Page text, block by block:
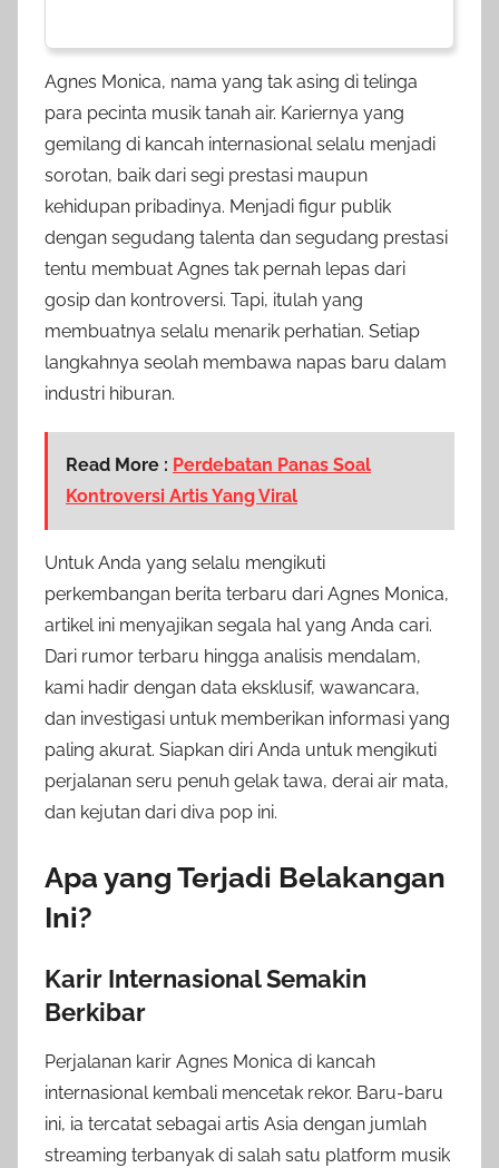
Agnes Monica, nama yang tak asing di telinga
para pecinta musik tanah air. Kariernya yang
gemilang di kancah internasional selalu menjadi
sorotan, baik dari segi prestasi maupun
kehidupan pribadinya. Menjadi figur publik
dengan segudang talenta dan segudang prestasi
tentu membuat Agnes tak pernah lepas dari
gosip dan kontroversi. Tapi, itulah yang
membuatnya selalu menarik perhatian. Setiap
langkahnya seolah membawa napas baru dalam
industri hiburan.
Read More : Perdebatan Panas Soal
Kontroversi Artis Yang Viral
Untuk Anda yang selalu mengikuti
perkembangan berita terbaru dari Agnes Monica,
artikel ini menyajikan segala hal yang Anda cari.
Dari rumor terbaru hingga analisis mendalam,
kami hadir dengan data eksklusif, wawancara,
dan investigasi untuk memberikan informasi yang
paling akurat. Siapkan diri Anda untuk mengikuti
perjalanan seru penuh gelak tawa, derai air mata,
dan kejutan dari diva pop ini.
Apa yang Terjadi Belakangan
Ini?
Karir Internasional Semakin
Berkibar
Perjalanan karir Agnes Monica di kancah
internasional kembali mencetak rekor. Baru-baru
ini, ia tercatat sebagai artis Asia dengan jumlah
streaming terbanyak di salah satu platform musik